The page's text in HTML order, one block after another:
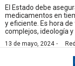
El Estado debe
medicamentos en
y eficiente. Es hora
complejos, ideología
13 de mayo, 2024·